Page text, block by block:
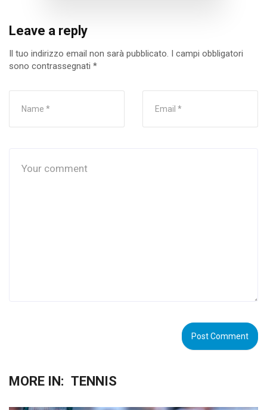
Leave a reply
Il tuo indirizzo email non sarà pubblicato.
I campi obbligatori
sono contrassegnati *
MORE IN: TENNIS